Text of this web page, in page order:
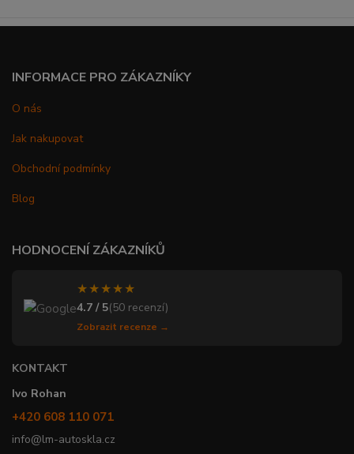
INFORMACE PRO ZÁKAZNÍKY
O nás
Jak nakupovat
Obchodní podmínky
Blog
HODNOCENÍ ZÁKAZNÍKŮ
★★★★★
4.7 / 5(50 recenzí)
Zobrazit recenze →
KONTAKT
Ivo Rohan
+420 608 110 071
info@lm-autoskla.cz